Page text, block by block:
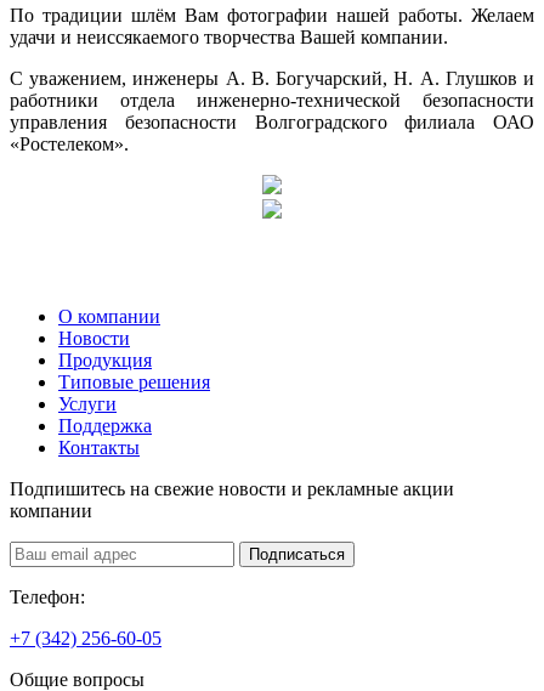
По традиции шлём Вам фотографии нашей работы. Желаем
удачи и неиссякаемого творчества Вашей компании.
С уважением, инженеры А. В. Богучарский, Н. А. Глушков и
работники отдела инженерно-технической безопасности
управления безопасности Волгоградского филиала ОАО
«Ростелеком».
О компании
Новости
Продукция
Типовые решения
Услуги
Поддержка
Контакты
Подпишитесь на свежие новости и рекламные акции
компании
Подписаться
Телефон:
+7 (342) 256-60-05
Общие вопросы